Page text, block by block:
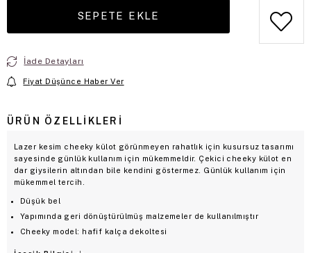
İade Detayları
Fiyat Düşünce Haber Ver
ÜRÜN ÖZELLIKLERI
Lazer kesim cheeky külot görünmeyen rahatlık için kusursuz tasarımı
sayesinde günlük kullanım için mükemmeldir. Çekici cheeky külot en
dar giysilerin altından bile kendini göstermez. Günlük kullanım için
mükemmel tercih.
Düşük bel
Yapımında geri dönüştürülmüş malzemeler de kullanılmıştır
Cheeky model: hafif kalça dekoltesi